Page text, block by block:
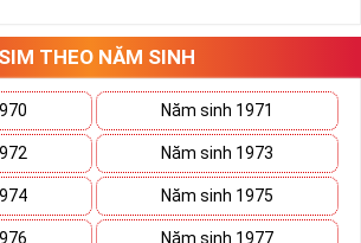
SIM THEO NĂM SINH
Năm sinh 1971
Năm sinh 1973
Năm sinh 1975
Năm sinh 1977